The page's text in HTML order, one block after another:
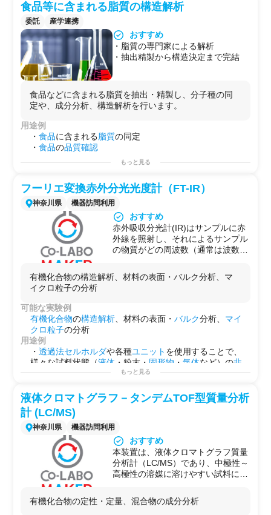
・細胞生存率・分化評価
・環境水の汚染
・食品や医薬品の成分分析
・放射性 物質の検出と定量
・金属や
セラミックス の結晶構造解析
・電気化学的特性評価
用途例
・基礎研究用（化学・バイオ）
・開発用
・研修用
食品等に含まれる脂質の構造解析
委託 産学連携
おすすめ
・脂質の専門家による解析
・抽出精製から構造決定まで完結
食品などに含まれる脂質を抽出・精製し、分子種の同
定や、成分分析、構造解析を行います。
用途例
・食品に含まれる脂質の同定
・食品の品質確認
もっと見る
フーリエ変換赤外分光光度計（FT-IR）
神奈川県 機器訪問利用
おすすめ
赤外吸収分光計(IR)はサンプルに赤
外線を照射し、それによるサンプル
の物質がどの周波数（通常は波数）
る装置です。分子や原子はそれぞれ
固有の振動をしていますが、波長
IR)を照射すれば、分子の固有振動
と同じ周波数のIRが吸収され、分子
るはずです。これにより、サンプル
が予測できるものであれば、既知の
スペクトルと比較して、同定、確認
能基、シス－トランス異性、水素結
合などの分子構造に関する知見を得
なお、実際の測定原理は干渉計を利
用したフーリエ分光法を用いてい
て、より高い波数の再現性を持って
います。現在はこれらのFT-IRが一
般的になっています。検出器は、焦
電型のDTGS検出器と、半導体型の
対応しています。
有機化合物の構造解析、材料の表面・バルク分析、マ
イクロ粒子の分析
可能な実験例
有機化合物の構造解析 、材料の表面・バルク分析、 マイ
クロ粒子の分析
用途例
・透過法セルホルダや各種ユニット を使用することで、
様々な試料状態（液体 ・粉末・ 固形物 ・気体など）の非
破壊による測定ができて、試料の 分子構造解析ができま
・スペクトルデータ と比較することにより、成分分析が
できることがあります（ただし、付属のデータベースは
ないため別途
・顕微法を用いることにより、10
などを分析することができます。
高分子材料の表面・バルクの分析をすることができま
・高感度反射測定により、金属表面の分子膜などを測定
できます。
もっと見る
液体クロマトグラフ－タンデムTOF型質量分析
計 (LC/MS)
神奈川県 機器訪問利用
おすすめ
本装置は、液体クロマトグラフ質量
分析計（LC/MS）であり、中極性～
高極性の溶媒に溶けやすい試料につ
Liquid Chromatography）によって
成分の分離を行い、同時にその成分
有機化合物の定性・定量、混合物の成分分析